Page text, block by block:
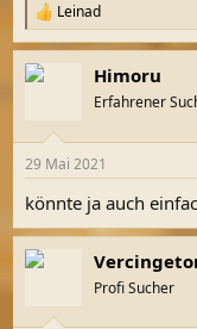
R
e
a
k
e
:
Leinad
Himoru
Erfahrener
29 Mai 2021
könnte ja auch
Profi Sucher